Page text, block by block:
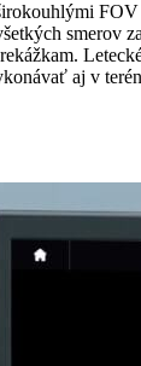
FOV
smerov
aj v